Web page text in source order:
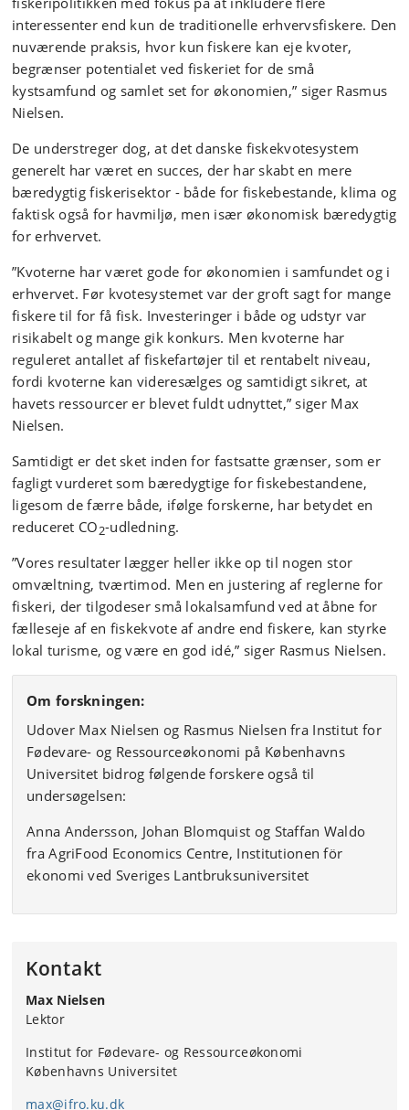
interessenter end kun de traditionelle erhvervsfiskere. Den
nuværende praksis, hvor kun fiskere kan eje kvoter,
begrænser potentialet ved fiskeriet for de små
kystsamfund og samlet set for økonomien,” siger Rasmus
Nielsen.
De understreger dog, at det danske fiskekvotesystem
generelt har været en succes, der har skabt en mere
bæredygtig fiskerisektor - både for fiskebestande, klima og
faktisk også for havmiljø, men især økonomisk bæredygtig
for erhvervet.
”Kvoterne har været gode for økonomien i samfundet og i
erhvervet. Før kvotesystemet var der groft sagt for mange
fiskere til for få fisk. Investeringer i både og udstyr var
risikabelt og mange gik konkurs. Men kvoterne har
reguleret antallet af fiskefartøjer til et rentabelt niveau,
fordi kvoterne kan videresælges og samtidigt sikret, at
havets ressourcer er blevet fuldt udnyttet,” siger Max
Nielsen.
Samtidigt er det sket inden for fastsatte grænser, som er
fagligt vurderet som bæredygtige for fiskebestandene,
ligesom de færre både, ifølge forskerne, har betydet en
reduceret CO2-udledning.
”Vores resultater lægger heller ikke op til nogen stor
omvæltning, tværtimod. Men en justering af reglerne for
fiskeri, der tilgodeser små lokalsamfund ved at åbne for
fælleseje af en fiskekvote af andre end fiskere, kan styrke
lokal turisme, og være en god idé,” siger Rasmus Nielsen.
Om forskningen:
Udover Max Nielsen og Rasmus Nielsen fra Institut for
Fødevare- og Ressourceøkonomi på Københavns
Universitet bidrog følgende forskere også til
undersøgelsen:
Anna Andersson, Johan Blomquist og Staffan Waldo
fra AgriFood Economics Centre, Institutionen för
ekonomi ved Sveriges Lantbruksuniversitet
Kontakt
Max Nielsen
Lektor
Institut for Fødevare- og Ressourceøkonomi
Københavns Universitet
max@ifro.ku.dk